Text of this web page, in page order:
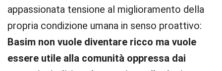
appassionata tensione al miglioramento della
propria condizione umana in senso proattivo:
Basim non vuole diventare ricco ma vuole
essere utile alla comunità oppressa dai